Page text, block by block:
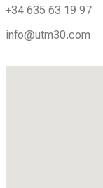
+34 635 63 19 97
info@utm30.com